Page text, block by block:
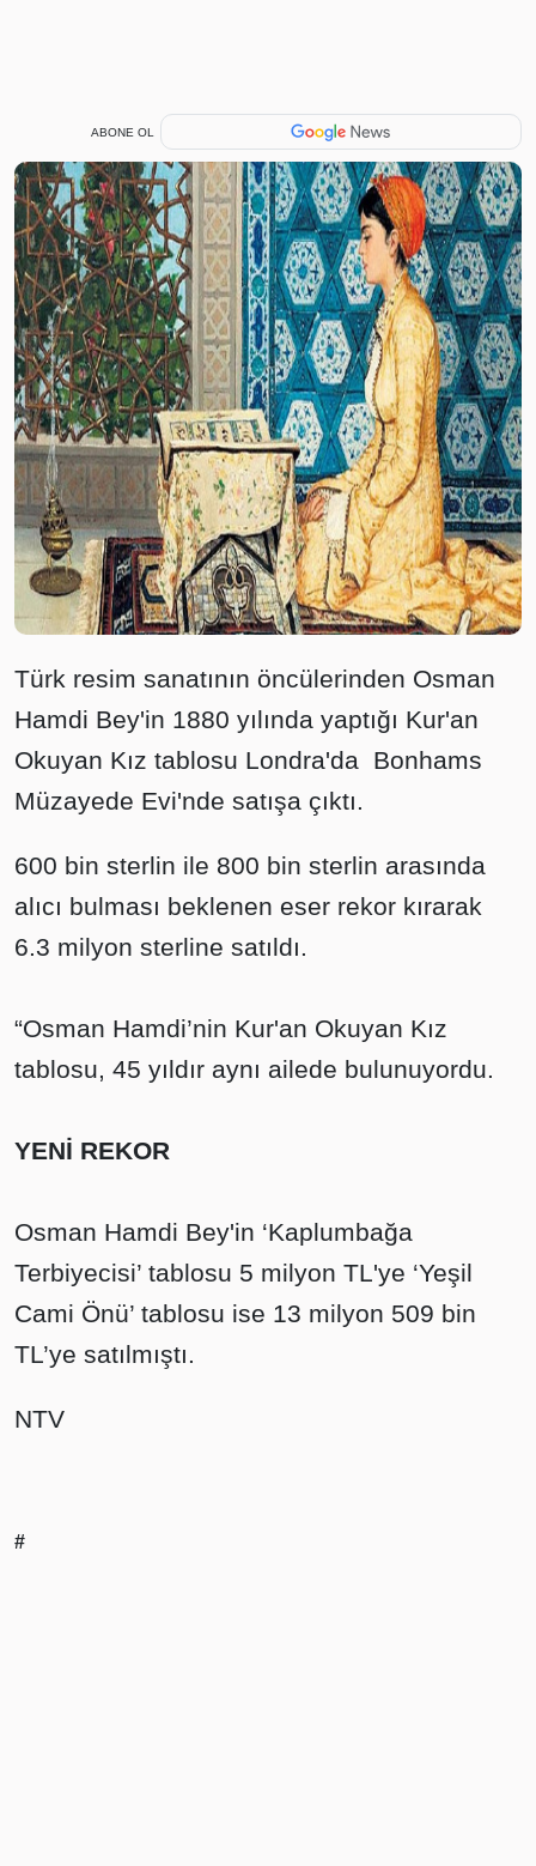
ABONE OL
Türk resim sanatının öncülerinden Osman
Hamdi Bey'in 1880 yılında yaptığı Kur'an
Okuyan Kız tablosu Londra'da Bonhams
Müzayede Evi'nde satışa çıktı.
600 bin sterlin ile 800 bin sterlin arasında
alıcı bulması beklenen eser rekor kırarak
6.3 milyon sterline satıldı.
“Osman Hamdi’nin Kur'an Okuyan Kız
tablosu, 45 yıldır aynı ailede bulunuyordu.
YENİ REKOR
Osman Hamdi Bey'in ‘Kaplumbağa
Terbiyecisi’ tablosu 5 milyon TL'ye ‘Yeşil
Cami Önü’ tablosu ise 13 milyon 509 bin
TL’ye satılmıştı.
NTV
#